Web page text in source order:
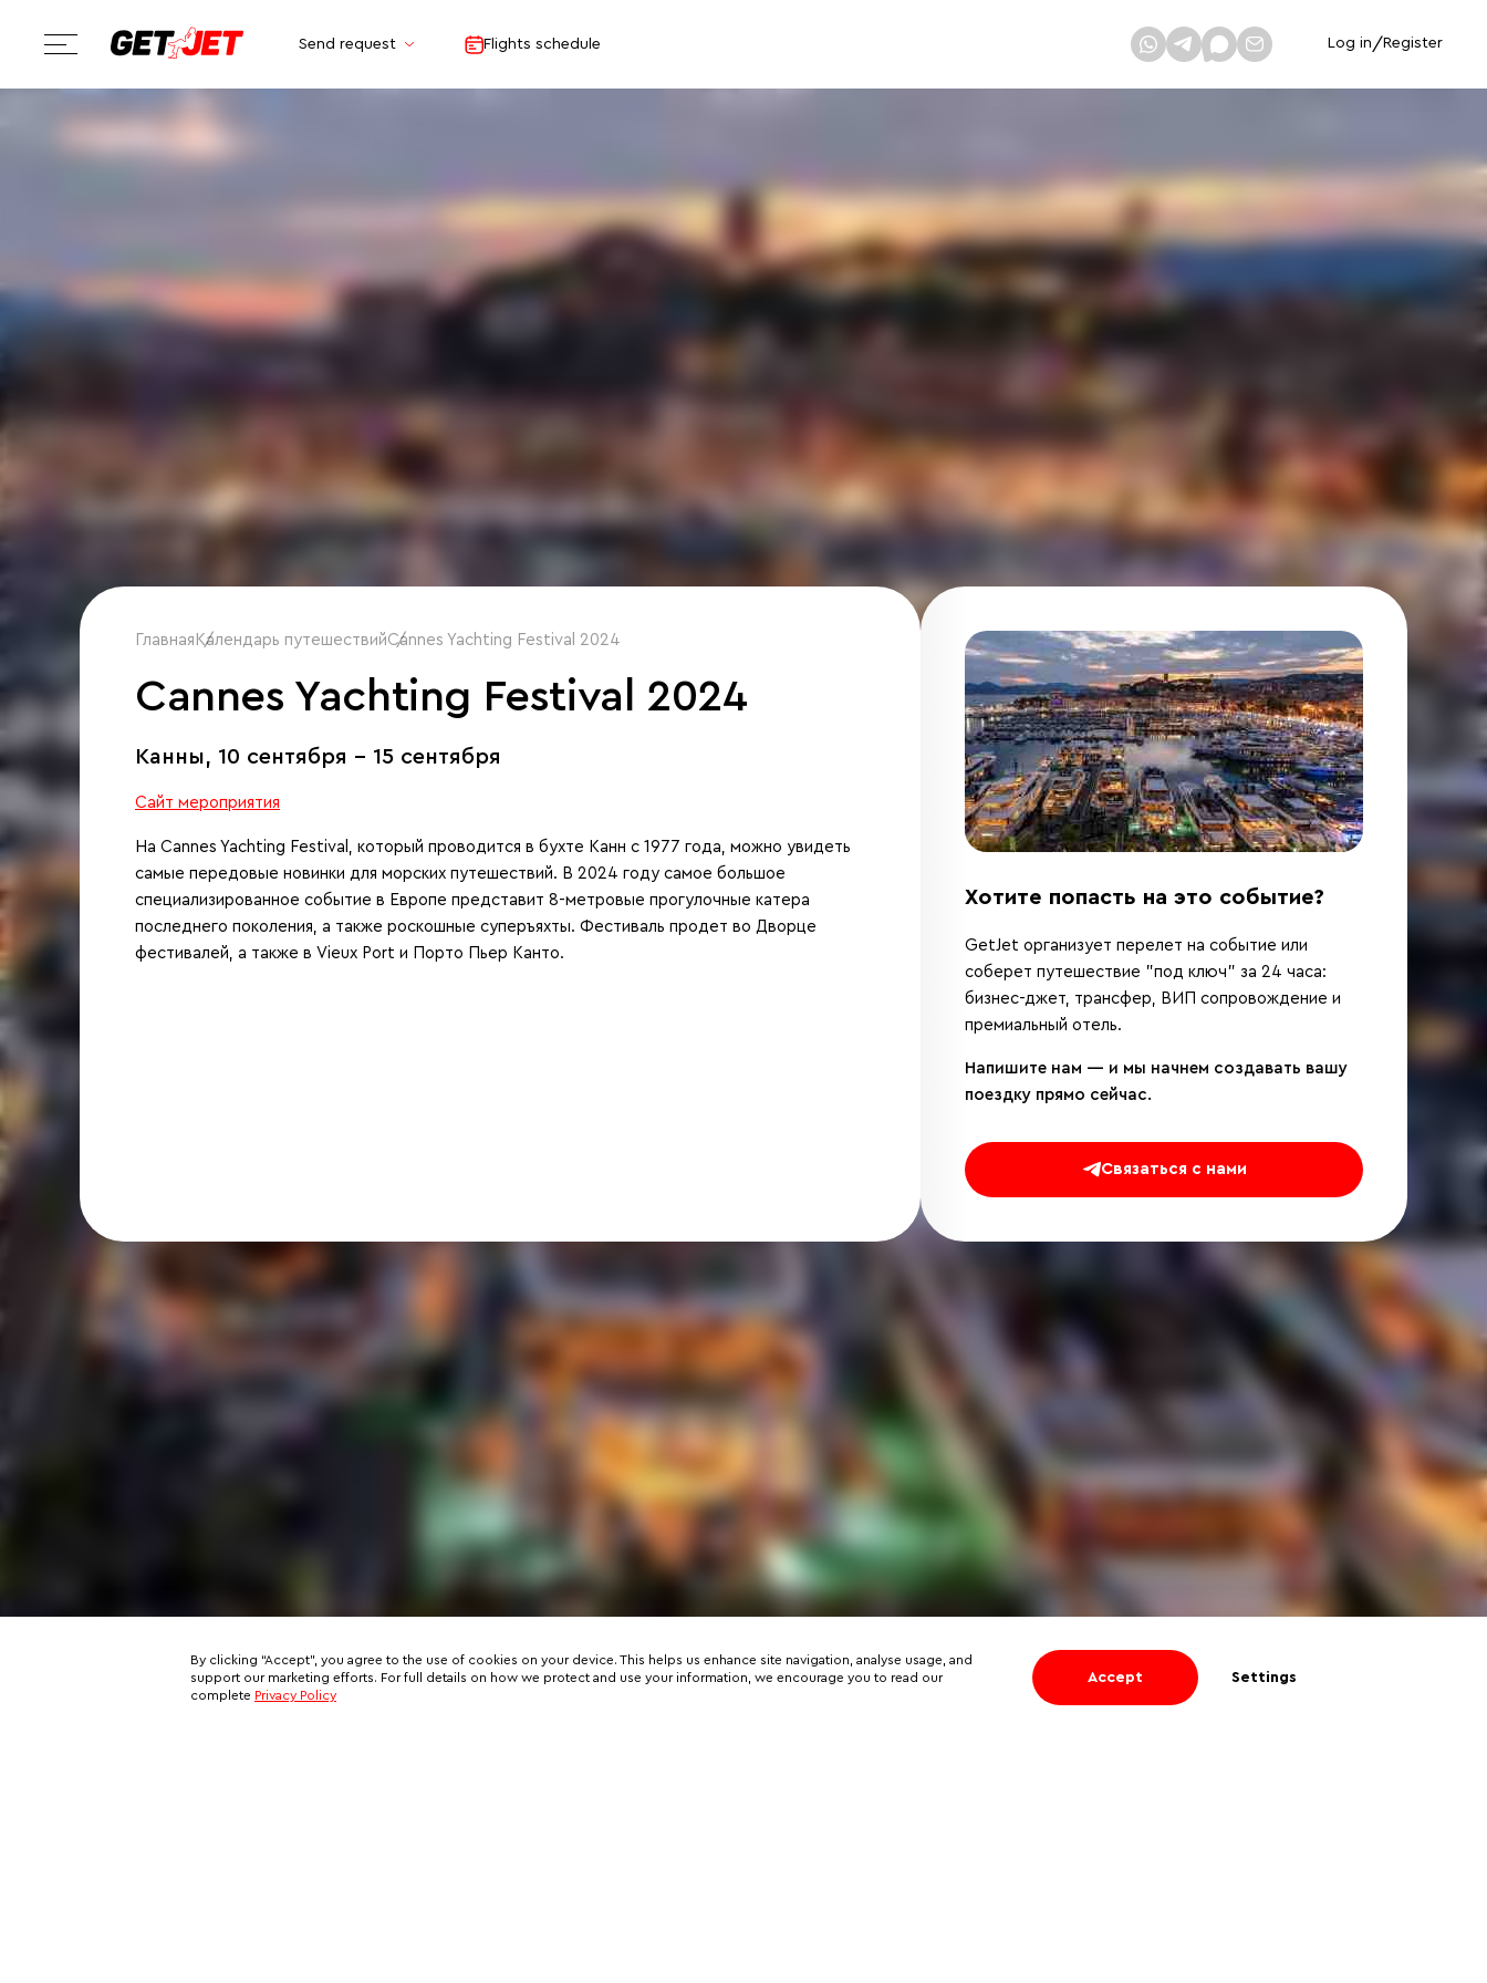
Send request Flights schedule Log in / Register
Главная /
Календарь путешествий /
Cannes Yachting Festival 2024
Cannes Yachting Festival 2024
Канны, 10 сентября - 15 сентября
Сайт мероприятия
На Cannes Yachting Festival, который проводится в бухте Канн с 1977 года, можно увидеть
самые передовые новинки для морских путешествий. В 2024 году самое большое
специализированное событие в Европе представит 8-метровые прогулочные катера
последнего поколения, а также роскошные суперъяхты. Фестиваль продет во Дворце
фестивалей, а также в Vieux Port и Порто Пьер Канто.
Хотите попасть на это событие?
GetJet организует перелет на событие или
соберет путешествие "под ключ" за 24 часа:
бизнес-джет, трансфер, ВИП сопровождение и
премиальный отель.
Напишите нам — и мы начнем создавать вашу
поездку прямо сейчас.
Связаться с нами
By clicking “Accept”, you agree to the use of cookies on your device. This helps us enhance site navigation, analyse usage, and
support our marketing efforts. For full details on how we protect and use your information, we encourage you to read our
complete Privacy Policy
Accept Settings